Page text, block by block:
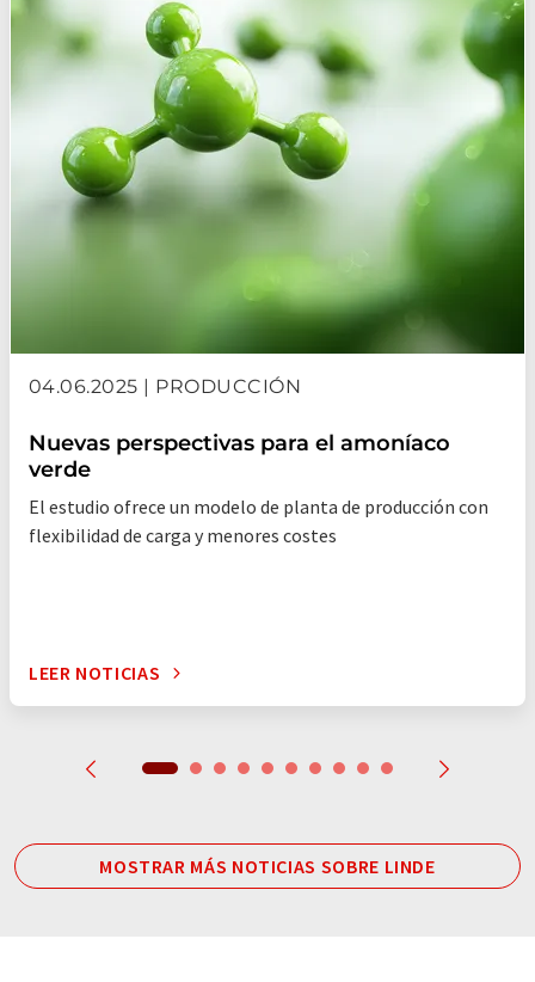
04.06.2025 | PRODUCCIÓN
Nuevas perspectivas para el amoníaco
verde
El estudio ofrece un modelo de planta de producción con
flexibilidad de carga y menores costes
LEER NOTICIAS
MOSTRAR MÁS NOTICIAS SOBRE LINDE